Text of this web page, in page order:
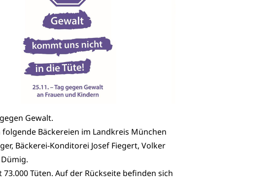
Gewalt.
Bäckereien im Landkreis München
Bäckerei-Konditorei Josef Fiegert, Volker
Tüten. Auf der Rückseite befinden sich